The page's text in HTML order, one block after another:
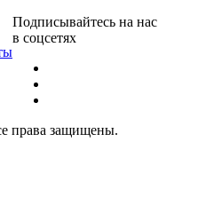
Подписывайтесь на нас
в соцсетях
права защищены.